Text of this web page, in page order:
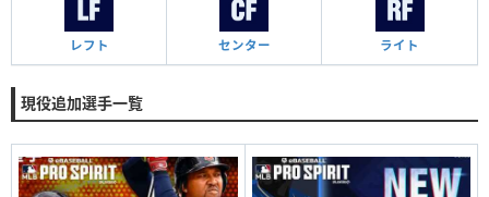
レフト センター ライト
現役追加選手一覧